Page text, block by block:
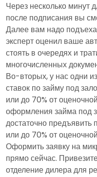
Через несколько минут
после подписания вы
Далее вам надо
эксперт оценил ваше
стоять в очередях и
многочисленных
Во-вторых, у нас одни
ставок по займу под
или до 70% от
оформления займа под
достаточно
или до 70% от
Оформить заявку на
прямо сейчас.
отделение дилера для